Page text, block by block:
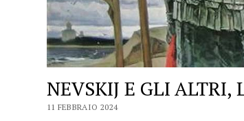
NEVSKIJ E GLI ALTRI,
11 FEBBRAIO 2024